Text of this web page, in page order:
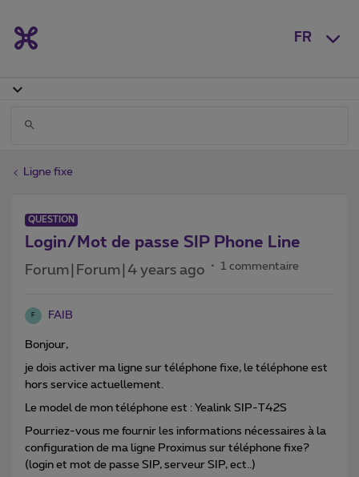
FR
Ligne fixe
QUESTION
Login/Mot de passe SIP Phone Line
Forum|Forum|4 years ago 1 commentaire
F FAIB
Bonjour,
je dois activer ma ligne sur téléphone fixe, le téléphone est
hors service actuellement.
Le model de mon téléphone est : Yealink SIP-T42S
Pourriez-vous me fournir les informations nécessaires à la
configuration de ma ligne Proximus sur téléphone fixe?
(login et mot de passe SIP, serveur SIP, ect..)